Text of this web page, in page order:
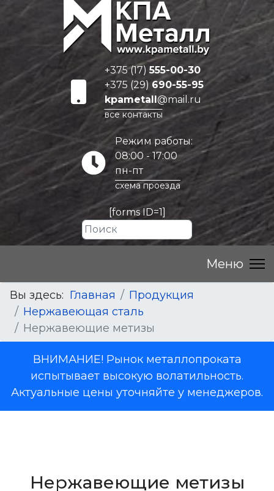
+375 (17)555-00-30
+375 (29) 690-55-95
kpametall@mail.ru
все контакты
Режим работы:
08:00 - 17:00
пн-пт
схема проезда
[forms ID=1]
Вы здесь: Главная
Продукция
Нержавеющая сталь
Нержавеющие метизы
ВНИМАНИЕ! Рынок металлопроката
испытывает высокую волатильность.
Актуальные цены уточняйте у менеджеров.
Нержавеющие метизы